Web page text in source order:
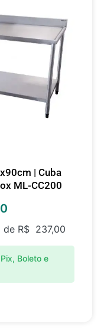
| Cuba
ML-CC200
de R$ 237,00
Boleto e